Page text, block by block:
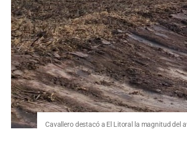
Cavallero destacó a El Litoral la magnitud del